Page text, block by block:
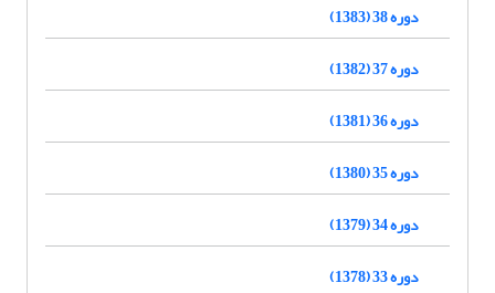
دوره 38 (1383)
دوره 37 (1382)
دوره 36 (1381)
دوره 35 (1380)
دوره 34 (1379)
دوره 33 (1378)